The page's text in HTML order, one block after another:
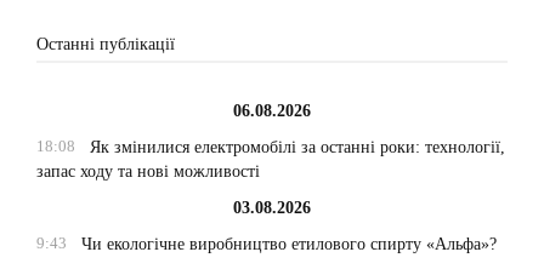
Останні публікації
06.08.2026
18:08
Як змінилися електромобілі за останні роки: технології,
запас ходу та нові можливості
03.08.2026
9:43
Чи екологічне виробництво етилового спирту «Альфа»?